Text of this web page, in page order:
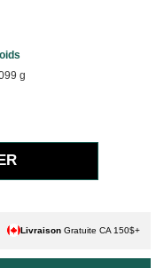
g
Livraison Gratuite CA 150$+